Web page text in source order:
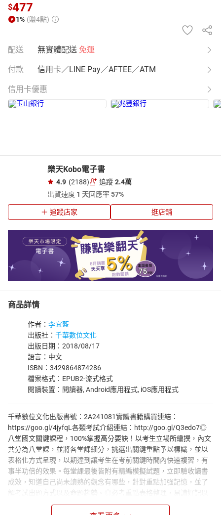
$477
1% (賺4點)
配送 無實體配送 免運
付款 信用卡／LINE Pay／AFTEE／ATM
信用卡優惠
樂天Kobo電子書
4.9 (2188) 追蹤 2.4萬
出貨速度 1 天回應率57%
追蹤店家 逛店舖
商品詳情
作者： 李宜藍
出版社： 千華數位文化
出版日期：2018/08/17
語言：中文
ISBN：3429864874286
檔案格式：EPUB2-流式格式
閱讀裝置：閱讀器, Android應用程式, iOS應用程式
千華數位文化出版書號：2A241081實體書籍購買連結：
https://goo.gl/4jyfqL各類考試介紹連結：http://goo.gl/Q3edo7◎
八堂國文關鍵課程，100%掌握高分要訣！以考生立場所編撰，內文
共分為八堂課，並將各堂課細分，挑選出關鍵重點予以標識，並以
表格化方式呈現，以期達到讓考生在考前關鍵時間內快速複習，有
事半功倍的效果。每堂課最後皆附有精編模擬試題，立即驗收讀書
成效，知道自己尚未讀熟的觀念有哪些，針對重點加強記憶，並了
解考試出題方式以及命題趨勢。◎必考重點表格整理，易讀好記以
簡馭繁！系統性的將重點整理成表格，讓讀者覺得輕鬆無壓力，不